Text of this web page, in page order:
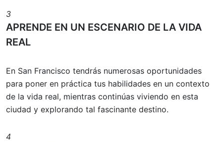
3
APRENDE EN UN ESCENARIO DE LA VIDA
REAL
En San Francisco tendrás numerosas oportunidades
para poner en práctica tus habilidades en un contexto
de la vida real, mientras continúas viviendo en esta
ciudad y explorando tal fascinante destino.
4